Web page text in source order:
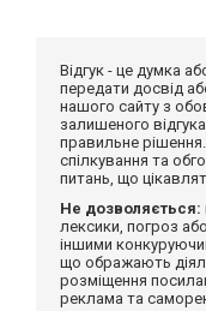
Відгук - це думка
передати досвід
нашого сайту з
залишеного
правильне
спілкування та
питань, що
Не дозволяється:
лексики, погроз
іншими
що ображають
розміщення
реклама та